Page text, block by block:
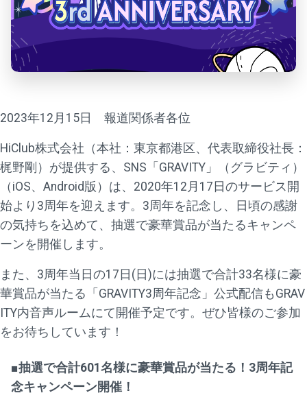
2023年12月15日 報道関係者各位
HiClub株式会社（本社：東京都港区、代表取締役社長：
梶野剛）が提供する、SNS「GRAVITY」（グラビティ）
（iOS、Android版）は、2020年12月17日のサービス開
始より3周年を迎えます。3周年を記念し、日頃の感謝
の気持ちを込めて、抽選で豪華賞品が当たるキャンペ
ーンを開催します。
また、3周年当日の17日(日)には抽選で合計33名様に豪
華賞品が当たる「GRAVITY3周年記念」公式配信もGRAV
ITY内音声ルームにて開催予定です。ぜひ皆様のご参加
をお待ちしています！
■抽選で合計601名様に豪華賞品が当たる！3周年記
念キャンペーン開催！